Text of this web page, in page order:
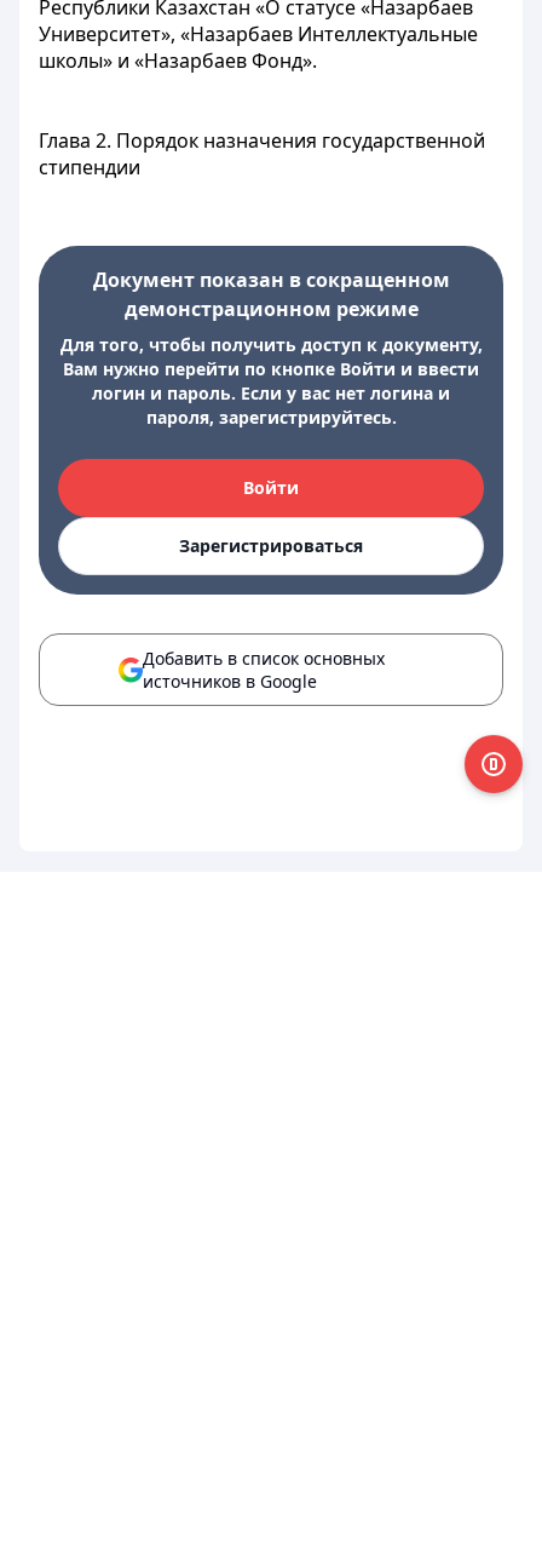
Республики Казахстан «О статусе «Назарбаев
Университет», «Назарбаев Интеллектуальные
школы» и «Назарбаев Фонд».
Глава 2. Порядок назначения государственной
стипендии
Документ показан в сокращенном
демонстрационном режиме
Для того, чтобы получить доступ к документу,
Вам нужно перейти по кнопке Войти и ввести
логин и пароль. Если у вас нет логина и
пароля, зарегистрируйтесь.
Войти
Зарегистрироваться
Добавить в список основных
источников в Google